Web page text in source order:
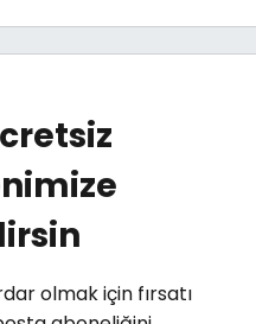
olmak için fırsatı